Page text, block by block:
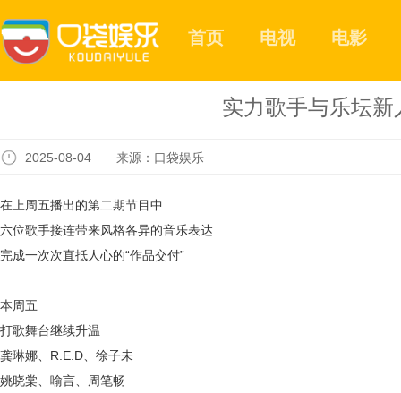
首页 电视 电影
实力歌手与乐坛
2025-08-04 来源：口袋娱乐
在上周五播出的第二期节目中
六位歌手接连带来风格各异的音乐表达
完成一次次直抵人心的“作品交付”
本周五
打歌舞台继续升温
龚琳娜、 R.E.D、徐子未
姚晓棠、喻言、周笔畅